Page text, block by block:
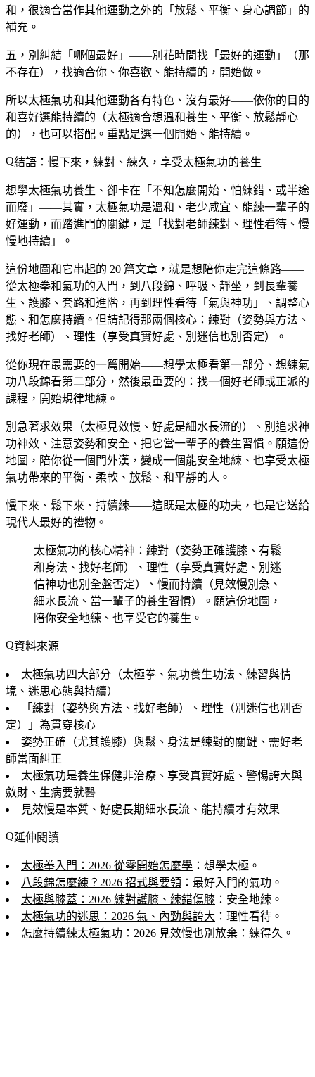
和，很適合當作其他運動之外的「放鬆、平衡、身心調節」的
補充。
五，別糾結「哪個最好」——別花時間找「最好的運動」（那
不存在），找適合你、你喜歡、能持續的，開始做。
所以太極氣功和其他運動各有特色、沒有最好——依你的目的
和喜好選能持續的（太極適合想溫和養生、平衡、放鬆靜心
的），也可以搭配。重點是選一個開始、能持續。
結語：慢下來，練對、練久，享受太極氣功的養生
想學太極氣功養生、卻卡在「不知怎麼開始、怕練錯、或半途
而廢」——其實，太極氣功是溫和、老少咸宜、能練一輩子的
好運動，而踏進門的關鍵，是「找對老師練對、理性看待、慢
慢地持續」。
這份地圖和它串起的 20 篇文章，就是想陪你走完這條路——
從太極拳和氣功的入門，到八段錦、呼吸、靜坐，到長輩養
生、護膝、套路和進階，再到理性看待「氣與神功」、調整心
態、和怎麼持續。但請記得那兩個核心：練對（姿勢與方法、
找好老師）、理性（享受真實好處、別迷信也別否定）。
從你現在最需要的一篇開始——想學太極看第一部分、想練氣
功八段錦看第二部分，然後最重要的：找一個好老師或正派的
課程，開始規律地練。
別急著求效果（太極見效慢、好處是細水長流的）、別追求神
功神效、注意姿勢和安全、把它當一輩子的養生習慣。願這份
地圖，陪你從一個門外漢，變成一個能安全地練、也享受太極
氣功帶來的平衡、柔軟、放鬆、和平靜的人。
慢下來、鬆下來、持續練——這既是太極的功夫，也是它送給
現代人最好的禮物。
太極氣功的核心精神：練對（姿勢正確護膝、有鬆
和身法、找好老師）、理性（享受真實好處、別迷
信神功也別全盤否定）、慢而持續（見效慢別急、
細水長流、當一輩子的養生習慣）。願這份地圖，
陪你安全地練、也享受它的養生。
資料來源
太極氣功四大部分（太極拳、氣功養生功法、練習與情
境、迷思心態與持續）
「練對（姿勢與方法、找好老師）、理性（別迷信也別否
定）」為貫穿核心
姿勢正確（尤其護膝）與鬆、身法是練對的關鍵、需好老
師當面糾正
太極氣功是養生保健非治療、享受真實好處、警惕誇大與
斂財、生病要就醫
見效慢是本質、好處長期細水長流、能持續才有效果
延伸閱讀
太極拳入門：2026 從零開始怎麼學 ：想學太極。
八段錦怎麼練？2026 招式與要領 ：最好入門的氣功。
太極與膝蓋：2026 練對護膝、練錯傷膝 ：安全地練。
太極氣功的迷思：2026 氣、內勁與誇大 ：理性看待。
怎麼持續練太極氣功：2026 見效慢也別放棄 ：練得久。